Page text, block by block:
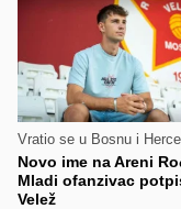
Vratio se u Bosnu i
Novo ime na Areni
Mladi ofanzivac
Velež